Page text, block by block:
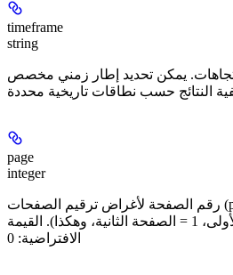
timeframe
string
يمكن تحديد إطار زمني مخصص
page
integer
رقم الصفحة لأغراض ترقيم الصفحات (pagination). يبدأ الفهرس من
الصفر (0 = الصفحة الأولى، 1 = الصفحة الثانية، وهكذا). القيمة
الافتراضية: 0